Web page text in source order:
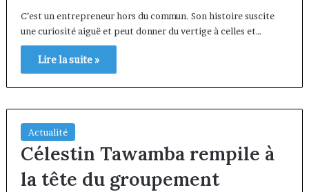
C’est un entrepreneur hors du commun. Son histoire suscite
une curiosité aiguë et peut donner du vertige à celles et…
Lire la suite »
Actualité
Célestin Tawamba rempile à
la tête du groupement